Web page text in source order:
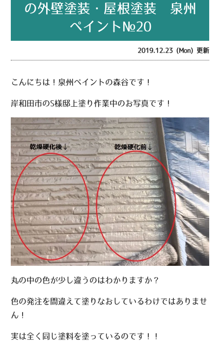
の外壁塗装・屋根塗装 泉州
ペイント№20
2019.12.23 (Mon) 更新
こんにちは！泉州ペイントの森谷です！
岸和田市のS様邸上塗り作業中のお写真です！
丸の中の色が少し違うのはわかりますか？
色の発注を間違えて塗りなおしているわけではありませ
ん！
実は全く同じ塗料を塗っているのです！！